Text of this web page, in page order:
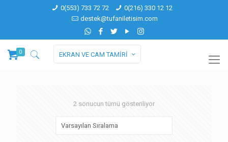
0(553) 733 72 72
0(216) 330 12 12
destek@tufaniletisim.com
0 EKRAN VE CAM TAMİRİ
2 sonucun tümü gösteriliyor